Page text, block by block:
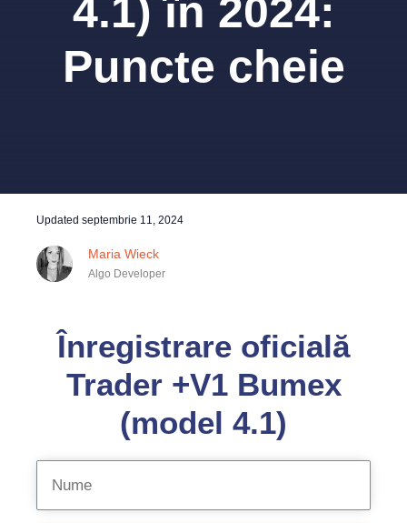
4.1) în 2024:
Puncte cheie
Updated septembrie 11, 2024
Maria Wieck
Algo Developer
Înregistrare oficială
Trader +V1 Bumex
(model 4.1)